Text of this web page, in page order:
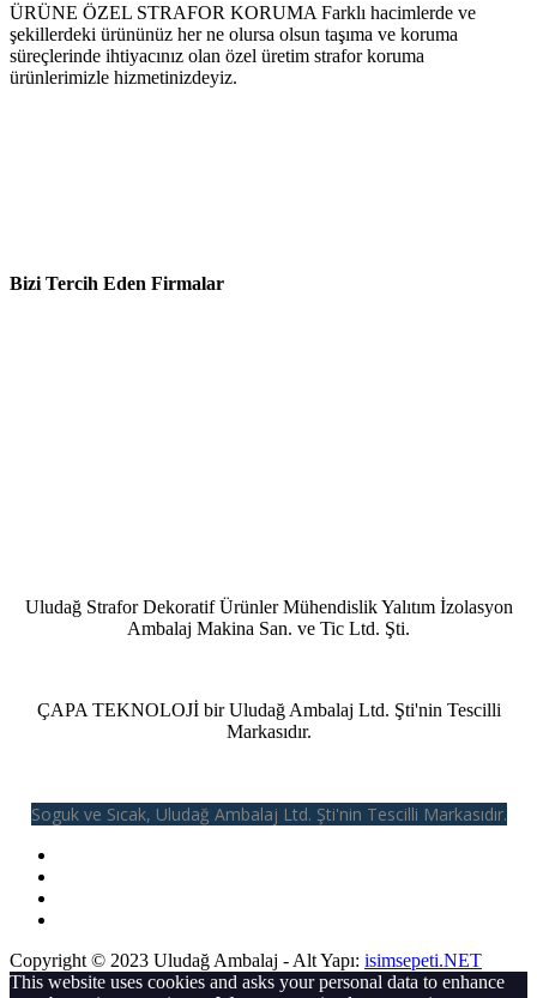
ÜRÜNE ÖZEL STRAFOR KORUMA Farklı hacimlerde ve
şekillerdeki ürününüz her ne olursa olsun taşıma ve koruma
süreçlerinde ihtiyacınız olan özel üretim strafor koruma
ürünlerimizle hizmetinizdeyiz.
Bizi Tercih Eden Firmalar
Uludağ Strafor Dekoratif Ürünler Mühendislik Yalıtım İzolasyon
Ambalaj Makina San. ve Tic Ltd. Şti.
ÇAPA TEKNOLOJİ bir Uludağ Ambalaj Ltd. Şti'nin Tescilli
Markasıdır.
Soguk ve Sıcak, Uludağ Ambalaj Ltd. Şti'nin Tescilli Markasıdır.
Copyright © 2023 Uludağ Ambalaj - Alt Yapı: isimsepeti.NET
This website uses cookies and asks your personal data to enhance